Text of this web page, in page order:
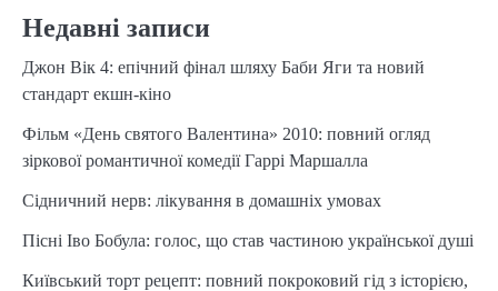
Недавні записи
Джон Вік 4: епічний фінал шляху Баби Яги та новий
стандарт екшн-кіно
Фільм «День святого Валентина» 2010: повний огляд
зіркової романтичної комедії Гаррі Маршалла
Сідничний нерв: лікування в домашніх умовах
Пісні Іво Бобула: голос, що став частиною української душі
Київський торт рецепт: повний покроковий гід з історією,